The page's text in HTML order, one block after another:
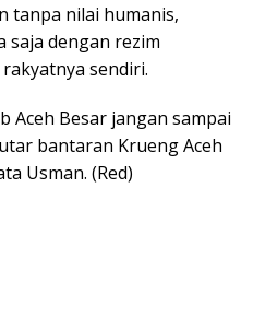
tanpa nilai humanis,
saja dengan rezim
sendiri.
Aceh Besar jangan sampai
bantaran Krueng Aceh
Usman. (Red)